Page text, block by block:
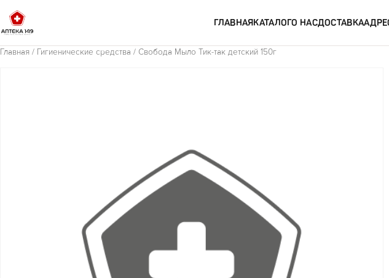
ГЛАВНАЯКАТАЛОГО НАСДОСТАВКА
Главная / Гигиенические средства / Свобода Мыло Тик-так детский 150г